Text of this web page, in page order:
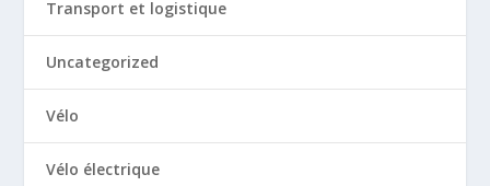
Transport et logistique
Uncategorized
Vélo
Vélo électrique